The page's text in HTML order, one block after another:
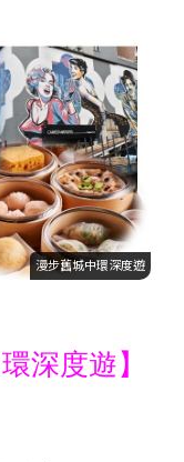
漫步舊城中環深度遊
深度遊】